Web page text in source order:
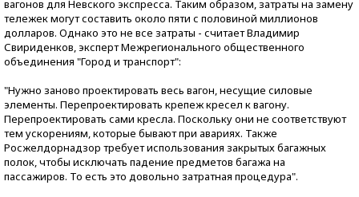
вагонов для Невского экспресса. Таким образом, затраты на замену
тележек могут составить около пяти с половиной миллионов
долларов. Однако это не все затраты - считает Владимир
Свириденков, эксперт Межрегионального общественного
объединения "Город и транспорт":
"Нужно заново проектировать весь вагон, несущие силовые
элементы. Перепроектировать крепеж кресел к вагону.
Перепроектировать сами кресла. Поскольку они не соответствуют
тем ускорениям, которые бывают при авариях. Также
Росжелдорнадзор требует использования закрытых багажных
полок, чтобы исключать падение предметов багажа на
пассажиров. То есть это довольно затратная процедура".